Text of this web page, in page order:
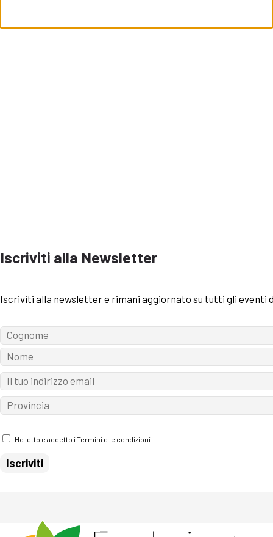
Iscriviti alla Newsletter
Iscriviti alla newsletter e rimani aggiornato su tutti gli eventi
Ho letto e accetto i Termini e le condizioni